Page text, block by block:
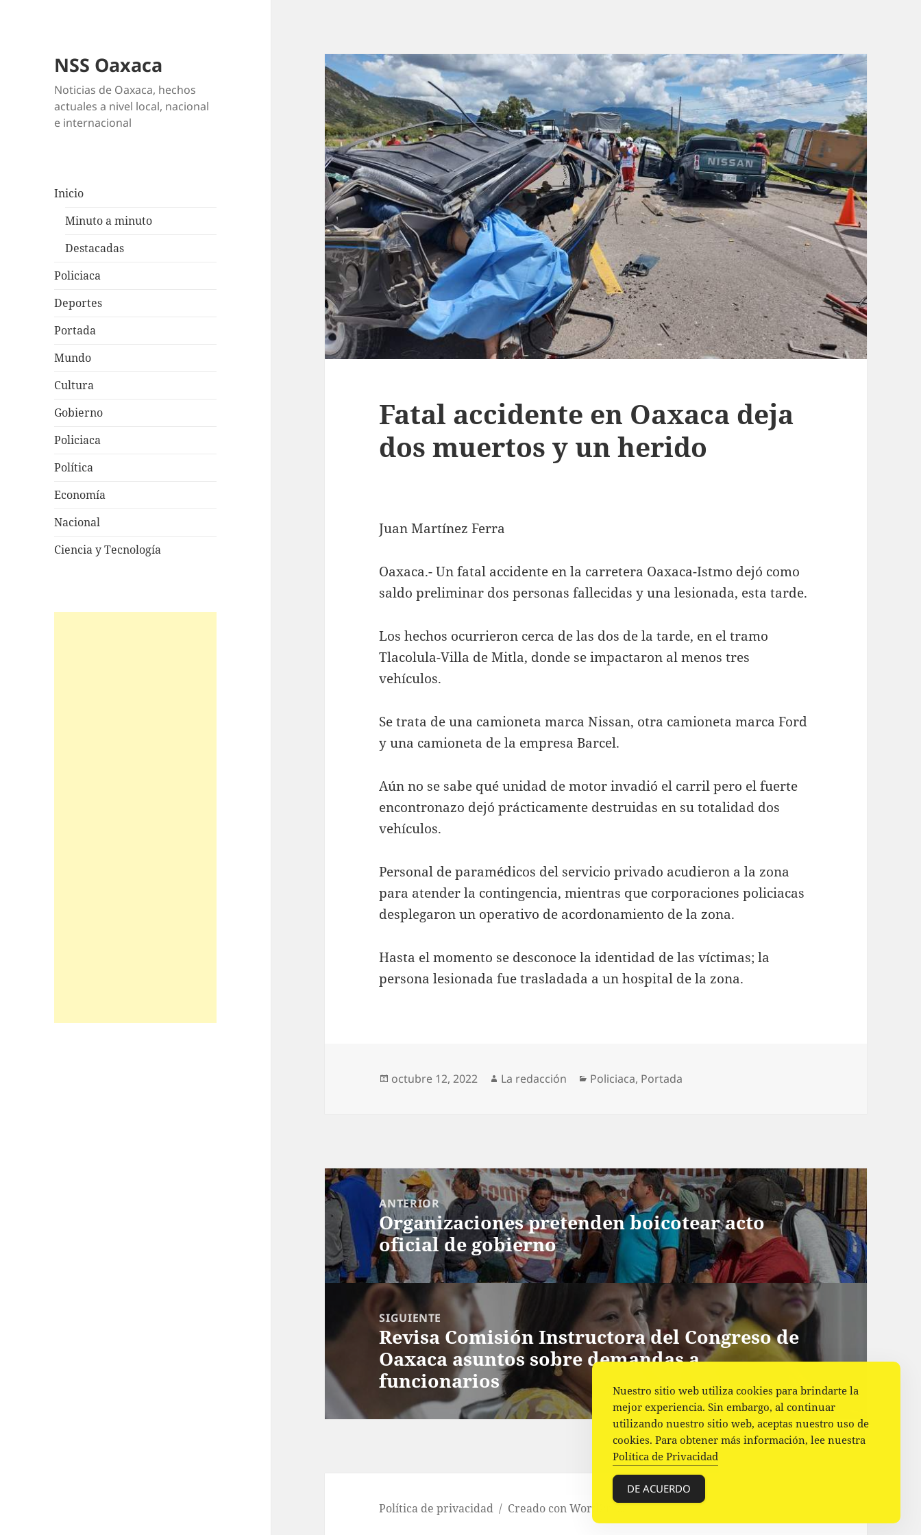
NSS Oaxaca
Noticias de Oaxaca, hechos
actuales a nivel local, nacional
e internacional
Inicio
Minuto a minuto
Destacadas
Policiaca
Deportes
Portada
Mundo
Cultura
Gobierno
Policiaca
Política
Economía
Nacional
Ciencia y Tecnología
Fatal accidente en Oaxaca deja
dos muertos y un herido
Juan Martínez Ferra
Oaxaca.- Un fatal accidente en la carretera Oaxaca-Istmo dejó como
saldo preliminar dos personas fallecidas y una lesionada, esta tarde.
Los hechos ocurrieron cerca de las dos de la tarde, en el tramo
Tlacolula-Villa de Mitla, donde se impactaron al menos tres
vehículos.
Se trata de una camioneta marca Nissan, otra camioneta marca Ford
y una camioneta de la empresa Barcel.
Aún no se sabe qué unidad de motor invadió el carril pero el fuerte
encontronazo dejó prácticamente destruidas en su totalidad dos
vehículos.
Personal de paramédicos del servicio privado acudieron a la zona
para atender la contingencia, mientras que corporaciones policiacas
desplegaron un operativo de acordonamiento de la zona.
Hasta el momento se desconoce la identidad de las víctimas; la
persona lesionada fue trasladada a un hospital de la zona.
Publicado
octubre 12, 2022 Autor
La redacción Categorías
Policiaca, Portada
Navegación
de
entradas
ANTERIOR
Entrada
anterior:
Organizaciones pretenden boicotear acto
oficial de gobierno
SIGUIENTE
Siguiente
entrada:
Revisa Comisión Instructora del Congreso de
Oaxaca asuntos sobre demandas a
funcionarios
Política de privacidad Creado con WordPress
Nuestro sitio web utiliza cookies para brindarte la
mejor experiencia. Sin embargo, al continuar
utilizando nuestro sitio web, aceptas nuestro uso de
cookies. Para obtener más información, lee nuestra
Política de Privacidad
DE ACUERDO